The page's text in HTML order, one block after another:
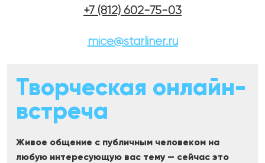
+7 (812) 602-75-03
mice@starliner.ru
Творческая онлайн-
встреча
Живое общение с публичным человеком на
любую интересующую вас тему — сейчас это